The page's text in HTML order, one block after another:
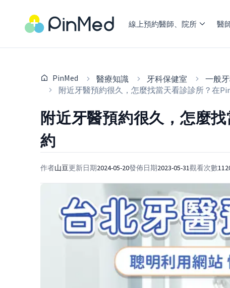
線上預約醫師、院所 醫
PinMed 醫療知識 牙科保健室
一般
附近牙醫預約很久，怎麼找當天看診診所？在
附近牙醫預約很久，怎麼
約
作者山豆更新日期2024-05-20發佈日期2023-05-31觀看次數